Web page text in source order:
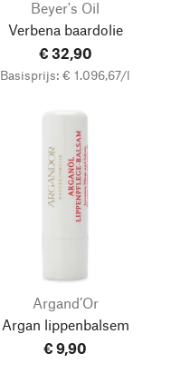
Beyer's Oil
Verbena baardolie
€ 32,90
Basisprijs: € 1.096,67/l
Argand’Or
Argan lippenbalsem
€ 9,90